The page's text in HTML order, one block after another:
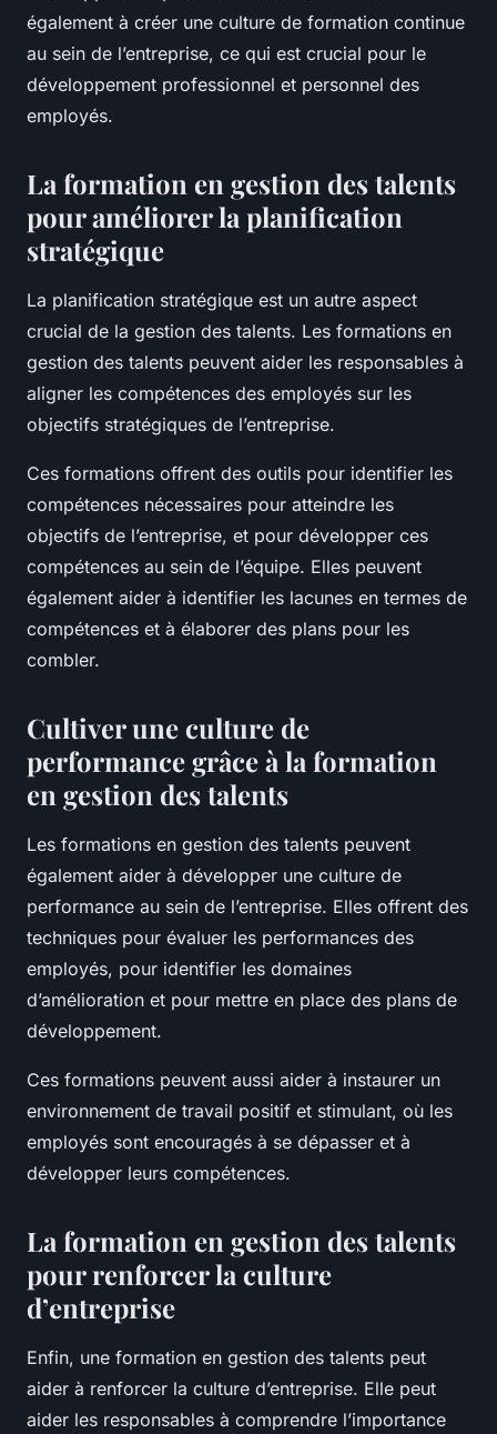
également à créer une culture de formation continue
au sein de l’entreprise, ce qui est crucial pour le
développement professionnel et personnel des
employés.
La formation en gestion des talents
pour améliorer la planification
stratégique
La planification stratégique est un autre aspect
crucial de la gestion des talents. Les formations en
gestion des talents peuvent aider les responsables à
aligner les compétences des employés sur les
objectifs stratégiques de l’entreprise.
Ces formations offrent des outils pour identifier les
compétences nécessaires pour atteindre les
objectifs de l’entreprise, et pour développer ces
compétences au sein de l’équipe. Elles peuvent
également aider à identifier les lacunes en termes de
compétences et à élaborer des plans pour les
combler.
Cultiver une culture de
performance grâce à la formation
en gestion des talents
Les formations en gestion des talents peuvent
également aider à développer une culture de
performance au sein de l’entreprise. Elles offrent des
techniques pour évaluer les performances des
employés, pour identifier les domaines
d’amélioration et pour mettre en place des plans de
développement.
Ces formations peuvent aussi aider à instaurer un
environnement de travail positif et stimulant, où les
employés sont encouragés à se dépasser et à
développer leurs compétences.
La formation en gestion des talents
pour renforcer la culture
d’entreprise
Enfin, une formation en gestion des talents peut
aider à renforcer la culture d’entreprise. Elle peut
aider les responsables à comprendre l’importance